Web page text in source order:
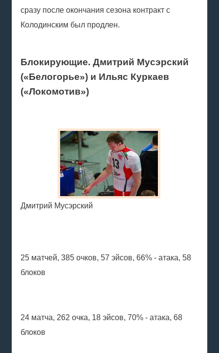
сразу после окончания сезона контракт с
Колодинским был продлен.
Блокирующие. Дмитрий Мусэрский
(«Белогорье») и Ильяс Куркаев
(«Локомотив»)
Дмитрий Мусэрский
25 матчей, 385 очков, 57 эйсов, 66% - атака, 58
блоков
24 матча, 262 очка, 18 эйсов, 70% - атака, 68
блоков